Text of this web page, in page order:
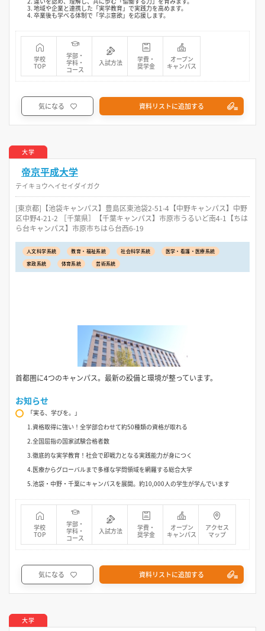
3. 地域や企業と連携した「実学教育」で実践力を高めます。
4. 卒業後も学べる体制で「学ぶ意欲」を応援します。
学校
TOP
学部・
学科・
コース
入試方法
学費・
奨学金
オープン
キャンパス
気になる 資料リストに追加する
大学
帝京平成大学
テイキョウヘイセイダイガク
[東京都]【池袋キャンパス】豊島区東池袋2-51-4【中野キャンパス】中野
区中野4-21-2 ［千葉県］【千葉キャンパス】市原市うるいど南4-1【ちは
ら台キャンパス】市原市ちはら台西6-19
人文科学系統 教育・福祉系統 社会科学系統
医学・看護・医療系統
家政系統
体育系統 芸術系統
首都圏に4つのキャンパス。最新の設備と環境が整っています。
お知らせ
「実る、学びを。」
1.資格取得に強い！全学部合わせて約50種類の資格が取れる
2.全国屈指の国家試験合格者数
3.徹底的な実学教育！社会で即戦力となる実践能力が身につく
4.医療からグローバルまで多様な学問領域を網羅する総合大学
5.池袋・中野・千葉にキャンパスを展開。約10,000人の学生が学んでいます
学校
TOP
学部・
学科・
コース
入試方法
学費・
奨学金
オープン
キャンパス
アクセス
マップ
気になる 資料リストに追加する
大学